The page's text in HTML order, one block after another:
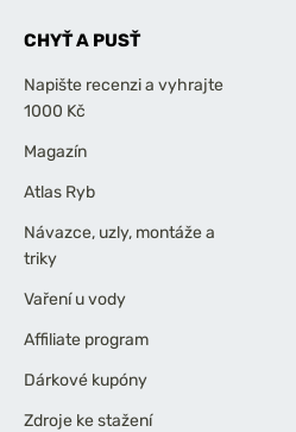
CHYŤ A PUSŤ
Napište recenzi a vyhrajte
1000 Kč
Magazín
Atlas Ryb
Návazce, uzly, montáže a
triky
Vaření u vody
Affiliate program
Dárkové kupóny
Zdroje ke stažení